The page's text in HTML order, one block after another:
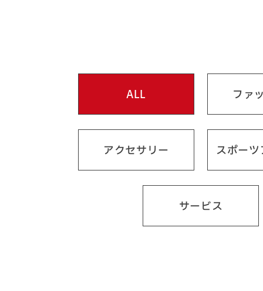
ALL ファ
アクセサリー スポー
サービス